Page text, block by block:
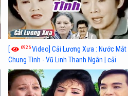
[ 6926Video] Cải Lương Xưa : Nước Mắt
Chung Tình - Vũ Linh Thanh Ngân | cải
lương xã hội hay nhất